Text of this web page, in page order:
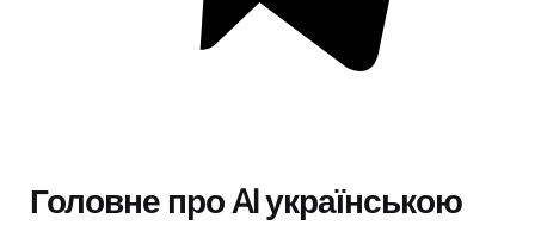
Головне про AI українською